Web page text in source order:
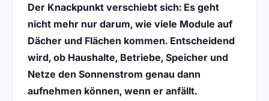
Der Knackpunkt verschiebt sich: Es geht
nicht mehr nur darum, wie viele Module auf
Dächer und Flächen kommen. Entscheidend
wird, ob Haushalte, Betriebe, Speicher und
Netze den Sonnenstrom genau dann
aufnehmen können, wenn er anfällt.